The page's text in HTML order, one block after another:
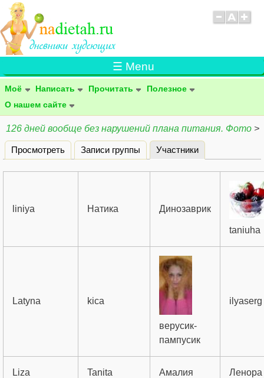
☰ Menu
Моё Написать Прочитать
Полезное
О нашем сайте
126 дней вообще без нарушений плана питания. Фото >
Главные вкладки
Просмотреть Записи группы Участники
liniya Натика Динозаврик
taniuha
Latyna kica
верусик-
пампусик
ilyaserg
Liza Tanita Амалия Ленора